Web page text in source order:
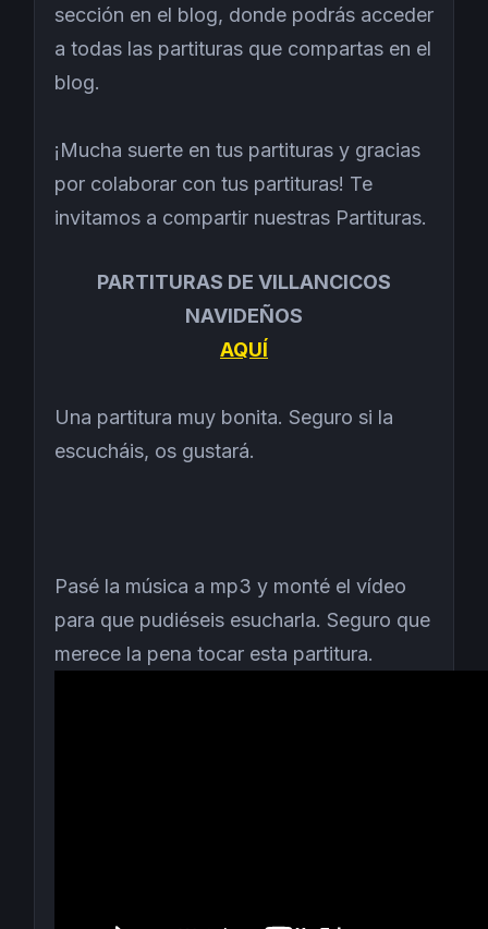
sección en el blog, donde podrás acceder
a todas las partituras que compartas en el
blog.
¡Mucha suerte en tus partituras y gracias
por colaborar con tus partituras! Te
invitamos a compartir nuestras Partituras.
PARTITURAS DE VILLANCICOS
NAVIDEÑOS
AQUÍ
Una partitura muy bonita. Seguro si la
escucháis, os gustará.
Pasé la música a mp3 y monté el vídeo
para que pudiéseis esucharla. Seguro que
merece la pena tocar esta partitura.